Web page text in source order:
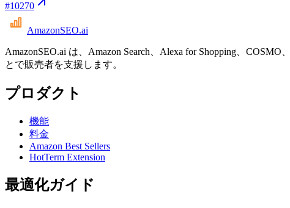
#10270
AmazonSEO.ai
AmazonSEO.ai は、Amazon Search、Alexa for Shopping、
とで販売者を支援します。
プロダクト
機能
料金
Amazon Best Sellers
HotTerm Extension
最適化ガイド